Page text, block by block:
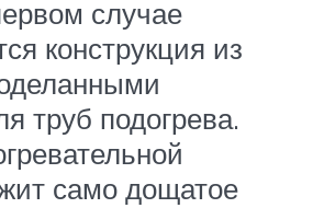
случае
конструкция из
труб подогрева.
само дощатое